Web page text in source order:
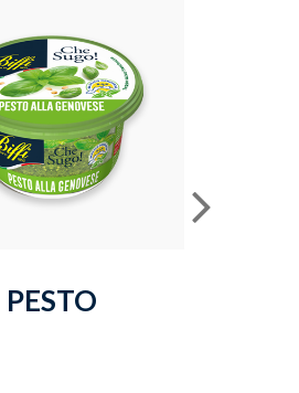
PESTO